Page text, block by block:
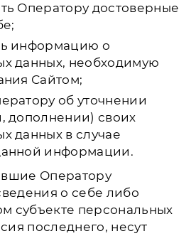
Оператору достоверные
информацию о
данных, необходимую
Сайтом;
об уточнении
дополнении) своих
данных в случае
информации.
Оператору
о себе либо
субъекте персональных
последнего, несут